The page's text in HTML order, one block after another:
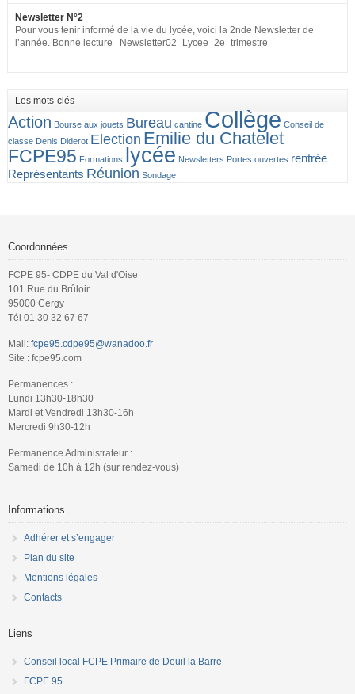
Newsletter N°2
Pour vous tenir informé de la vie du lycée, voici la 2nde Newsletter de
l’année. Bonne lecture Newsletter02_Lycee_2e_trimestre
Les mots-clés
Action Bourse aux jouets Bureau cantine Collège Conseil de
classe Denis Diderot Election Emilie du Chatelet
FCPE95 Formations lycée Newsletters Portes ouvertes rentrée
Représentants Réunion Sondage
Coordonnées
FCPE 95- CDPE du Val d'Oise
101 Rue du Brûloir
95000 Cergy
Tél 01 30 32 67 67
Mail: fcpe95.cdpe95@wanadoo.fr
Site : fcpe95.com
Permanences :
Lundi 13h30-18h30
Mardi et Vendredi 13h30-16h
Mercredi 9h30-12h
Permanence Administrateur :
Samedi de 10h à 12h (sur rendez-vous)
Informations
Adhérer et s’engager
Plan du site
Mentions légales
Contacts
Liens
Conseil local FCPE Primaire de Deuil la Barre
FCPE 95